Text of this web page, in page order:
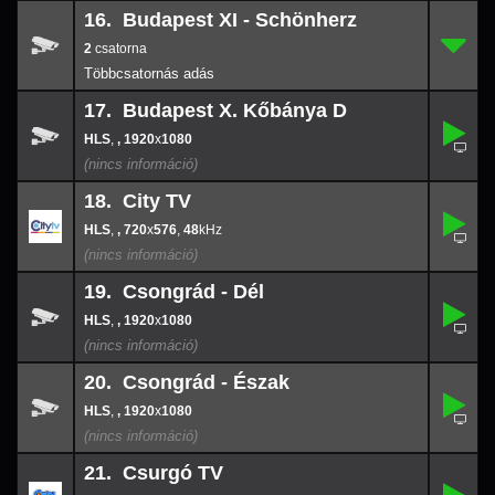
16.
16. Budapest XI - Schönherz
2
17.
17. Budapest X. Kőbánya D
, , 1920x1080
,
1920x
18.
18. City TV
, , 720x576, 48 x576
19.
19. Csongrád - Dél
, , 1920x1080
,
1920x
20.
20. Csongrád - Észak
, , 1920x1080
,
1920x
21. Csurgó TV